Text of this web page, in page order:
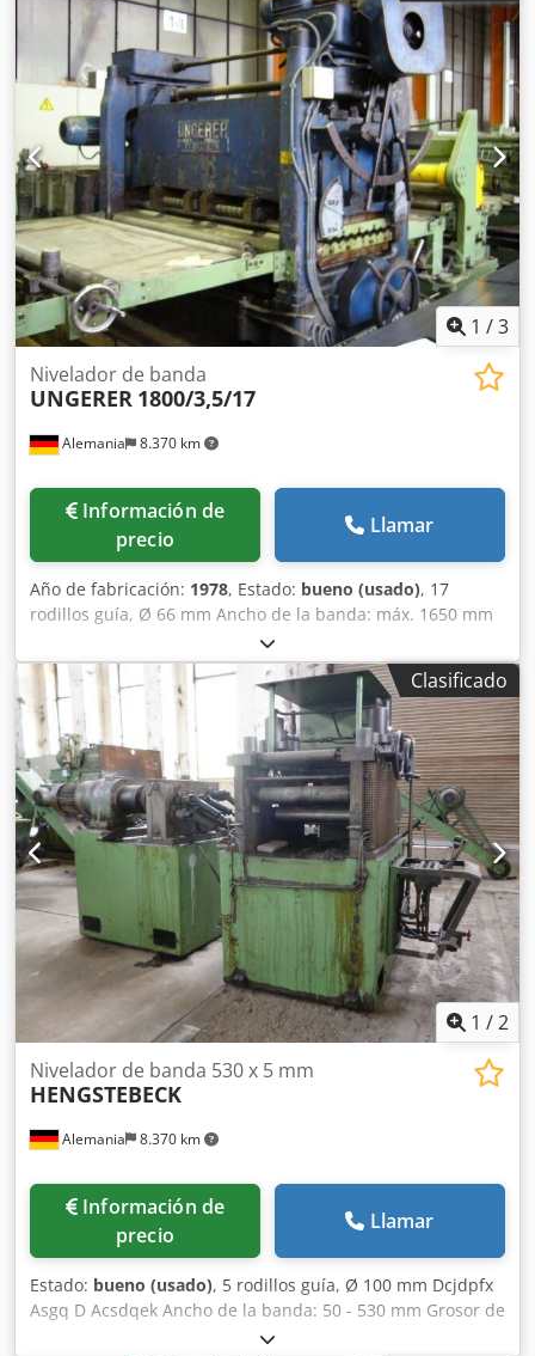
1 /3
Alemania 8.370 km
Nivelador de banda
UNGERER 1800/3,5/17
Información de
precio
Llamar
Año de fabricación: 1978, Estado: bueno (usado), 17
rodillos guía, Ø 66 mm Ancho de la banda: máx. 1650 mm
Djdpfx Asbifp Uedqock Grosor de la banda: máx. 3,5 mm
Clasificado
1 /2
Alemania 8.370 km
Nivelador de banda 530 x 5 mm
HENGSTEBECK
Información de
precio
Llamar
Estado: bueno (usado), 5 rodillos guía, Ø 100 mm Dcjdpfx
Asgq D Acsdqek Ancho de la banda: 50 - 530 mm Grosor de